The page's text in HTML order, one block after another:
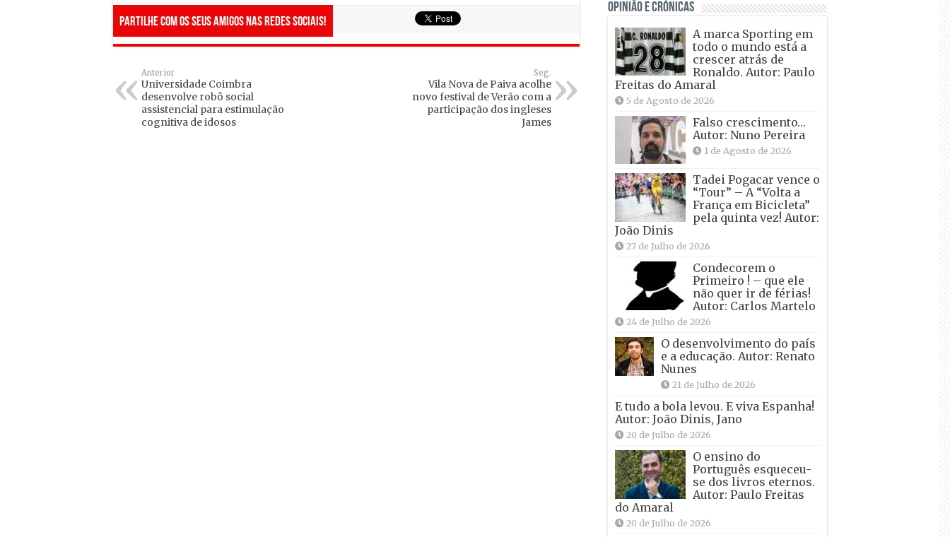
Partilhe com os seus amigos nas redes sociais!
Anterior
Universidade Coimbra
desenvolve robô social
assistencial para estimulação
cognitiva de idosos
Seg.
Vila Nova de Paiva acolhe
novo festival de Verão com a
participação dos ingleses
James
OPINIÃO E CRÓNICAS
A marca Sporting em
todo o mundo está a
crescer atrás de
Ronaldo. Autor: Paulo
Freitas do Amaral
5 de Agosto de 2026
Falso crescimento…
Autor: Nuno Pereira
1 de Agosto de 2026
Tadei Pogacar vence o
“Tour” – A “Volta a
França em Bicicleta”
pela quinta vez! Autor:
João Dinis
27 de Julho de 2026
Condecorem o
Primeiro ! – que ele
não quer ir de férias!
Autor: Carlos Martelo
24 de Julho de 2026
O desenvolvimento do país
e a educação. Autor: Renato
Nunes
21 de Julho de 2026
E tudo a bola levou. E viva Espanha!
Autor: João Dinis, Jano
20 de Julho de 2026
O ensino do
Português esqueceu-
se dos livros eternos.
Autor: Paulo Freitas
do Amaral
20 de Julho de 2026